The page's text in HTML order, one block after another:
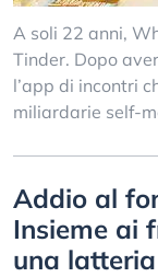
A soli 22 anni,
Tinder. Dopo
l’app di incontri
miliardarie self-
Addio al
Insieme ai
una